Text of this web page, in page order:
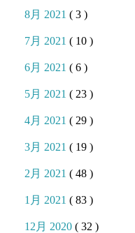
8月 2021( 3 )
7月 2021( 10 )
6月 2021( 6 )
5月 2021( 23 )
4月 2021( 29 )
3月 2021( 19 )
2月 2021( 48 )
1月 2021( 83 )
12月 2020( 32 )